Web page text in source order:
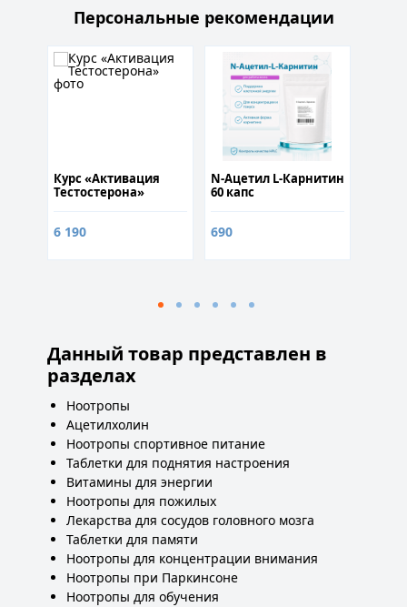
Персональные рекомендации
Курс «Активация
Тестостерона»
6 190
N-Ацетил L-Карнитин
60 капс
690
Данный товар представлен в
разделах
Ноотропы
Ацетилхолин
Ноотропы спортивное питание
Таблетки для поднятия настроения
Витамины для энергии
Ноотропы для пожилых
Лекарства для сосудов головного мозга
Таблетки для памяти
Ноотропы для концентрации внимания
Ноотропы при Паркинсоне
Ноотропы для обучения